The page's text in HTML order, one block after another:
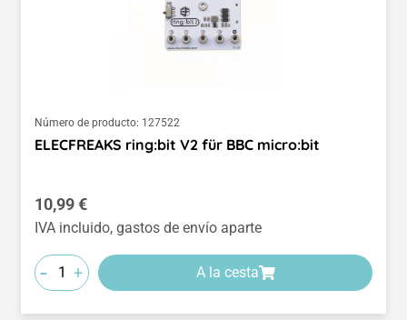
Número de producto: 127522
ELECFREAKS ring:bit V2 für BBC micro:bit
Precio normal:
10,99 €
IVA incluido, gastos de envío aparte
- + A la cesta